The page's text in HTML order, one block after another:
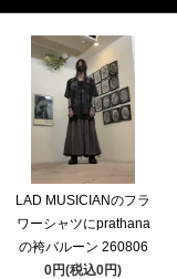
LAD MUSICIANのフラ
ワーシャツにprathana
の袴バルーン 260806
0円(税込0円)